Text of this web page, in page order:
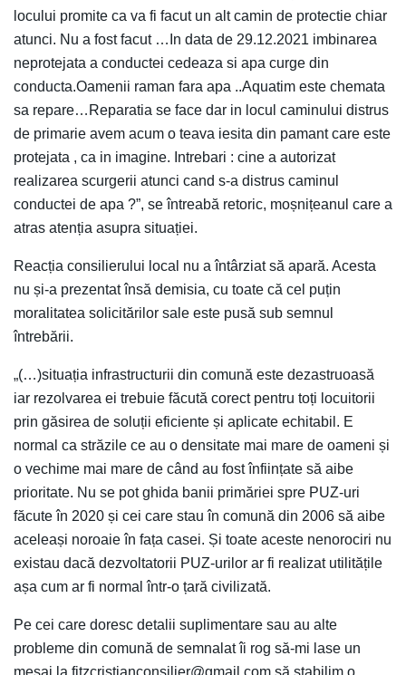
locului promite ca va fi facut un alt camin de protectie chiar
atunci. Nu a fost facut …In data de 29.12.2021 imbinarea
neprotejata a conductei cedeaza si apa curge din
conducta.Oamenii raman fara apa ..Aquatim este chemata
sa repare…Reparatia se face dar in locul caminului distrus
de primarie avem acum o teava iesita din pamant care este
protejata , ca in imagine. Intrebari : cine a autorizat
realizarea scurgerii atunci cand s-a distrus caminul
conductei de apa ?”, se întreabă retoric, moșnițeanul care a
atras atenția asupra situației.
Reacția consilierului local nu a întârziat să apară. Acesta
nu și-a prezentat însă demisia, cu toate că cel puțin
moralitatea solicitărilor sale este pusă sub semnul
întrebării.
„(…)situația infrastructurii din comună este dezastruoasă
iar rezolvarea ei trebuie făcută corect pentru toți locuitorii
prin găsirea de soluții eficiente și aplicate echitabil. E
normal ca străzile ce au o densitate mai mare de oameni și
o vechime mai mare de când au fost înființate să aibe
prioritate. Nu se pot ghida banii primăriei spre PUZ-uri
făcute în 2020 și cei care stau în comună din 2006 să aibe
aceleași noroaie în fața casei. Și toate aceste nenorociri nu
existau dacă dezvoltatorii PUZ-urilor ar fi realizat utilitățile
așa cum ar fi normal într-o țară civilizată.
Pe cei care doresc detalii suplimentare sau au alte
probleme din comună de semnalat îi rog să-mi lase un
mesaj la fitzcristianconsilier@gmail.com să stabilim o